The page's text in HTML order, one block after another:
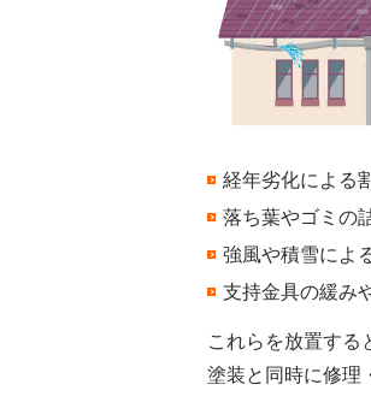
経年劣化による
落ち葉やゴミの
強風や積雪によ
支持金具の緩み
これらを放置する
塗装と同時に修理